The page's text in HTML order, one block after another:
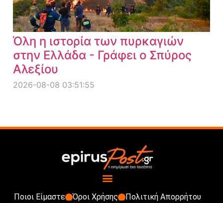
Όλη η ιστορία των πυρκαγιών
στην Ελλάδα - Γράφει ο Σπύρος
Αλεξίου
2026-08-08 03:51:55
Ποιοι Είμαστε Όροι Χρήσης Πολιτική Απορρήτου